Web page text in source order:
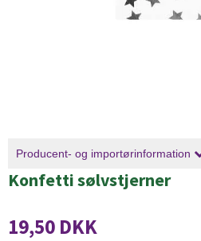
Producent- og importørinformation
Konfetti sølvstjerner
19,50 DKK